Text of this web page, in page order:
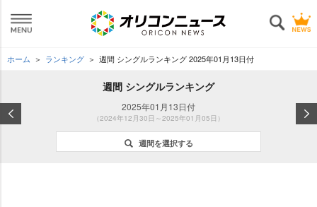
ホーム ランキング 週間 シングルランキング 2025年01月13日付
週間 シングルランキング
2025年01月13日付
（2024年12月30日～2025年01月05日）
週間を選択する